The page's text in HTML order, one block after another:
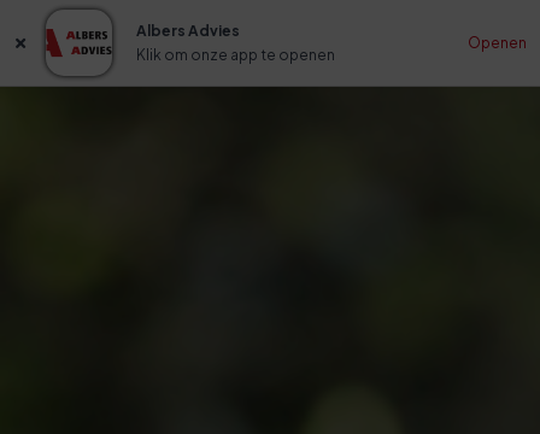
Albers Advies
Klik om onze app te openen
Openen